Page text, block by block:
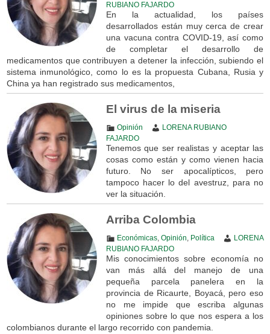
RUBIANO FAJARDO
En la actualidad, los países
desarrollados están muy cerca de crear
una vacuna contra COVID-19, así como
de completar el desarrollo de
medicamentos que contribuyen a detener la infección, subiendo el
sistema inmunológico, como lo es la propuesta Cubana, Rusia y
China ya han registrado sus medicamentos,
El virus de la miseria
Opinión
LORENA RUBIANO
FAJARDO
Tenemos que ser realistas y aceptar las
cosas como están y como vienen hacia
futuro. No ser apocalípticos, pero
tampoco hacer lo del avestruz, para no
ver la situación.
Arriba Colombia
Económicas, Opinión Política
LORENA
RUBIANO FAJARDO
Mis conocimientos sobre economía no
van más allá del manejo de una
pequeña parcela panelera en la
provincia de Ricaurte, Boyacá, pero eso
no me impide que escriba algunas
opiniones sobre lo que nos espera a los
colombianos durante el largo recorrido con pandemia.